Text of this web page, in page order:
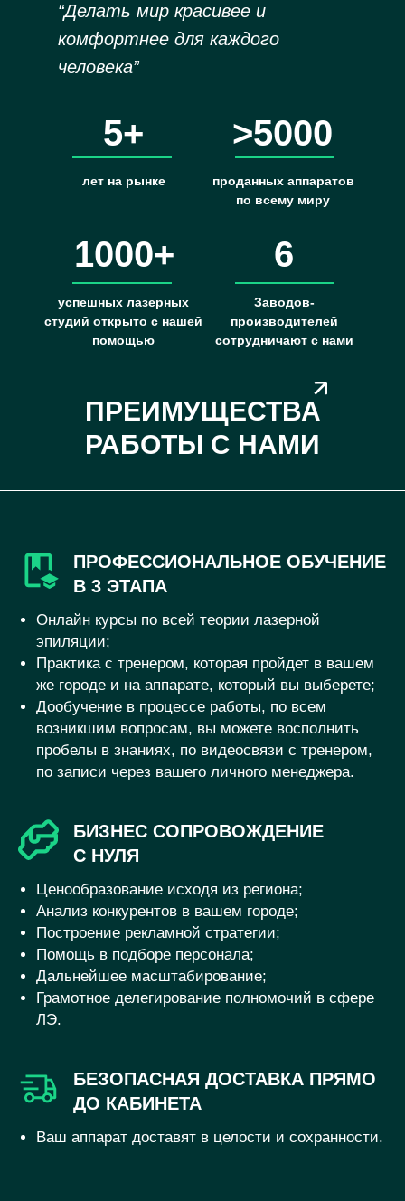
“Делать мир красивее и
комфортнее для каждого
человека”
успешных лазерных
студий открыто с нашей
помощью
1000+
5+
лет на рынке
6
Заводов-
производителей
сотрудничают с нами
>5000
проданных аппаратов
по всему миру
ПРЕИМУЩЕСТВА
РАБОТЫ С НАМИ
ПРОФЕССИОНАЛЬНОЕ ОБУЧЕНИЕ
В 3 ЭТАПА
Онлайн курсы по всей теории лазерной
эпиляции;
Практика с тренером, которая пройдет в вашем
же городе и на аппарате, который вы выберете;
Дообучение в процессе работы, по всем
возникшим вопросам, вы можете восполнить
пробелы в знаниях, по видеосвязи с тренером,
по записи через вашего личного менеджера.
БИЗНЕС СОПРОВОЖДЕНИЕ
С НУЛЯ
Ценообразование исходя из региона;
Анализ конкурентов в вашем городе;
Построение рекламной стратегии;
Помощь в подборе персонала;
Дальнейшее масштабирование;
Грамотное делегирование полномочий в сфере
ЛЭ.
БЕЗОПАСНАЯ ДОСТАВКА ПРЯМО
ДО КАБИНЕТА
Ваш аппарат доставят в целости и сохранности.